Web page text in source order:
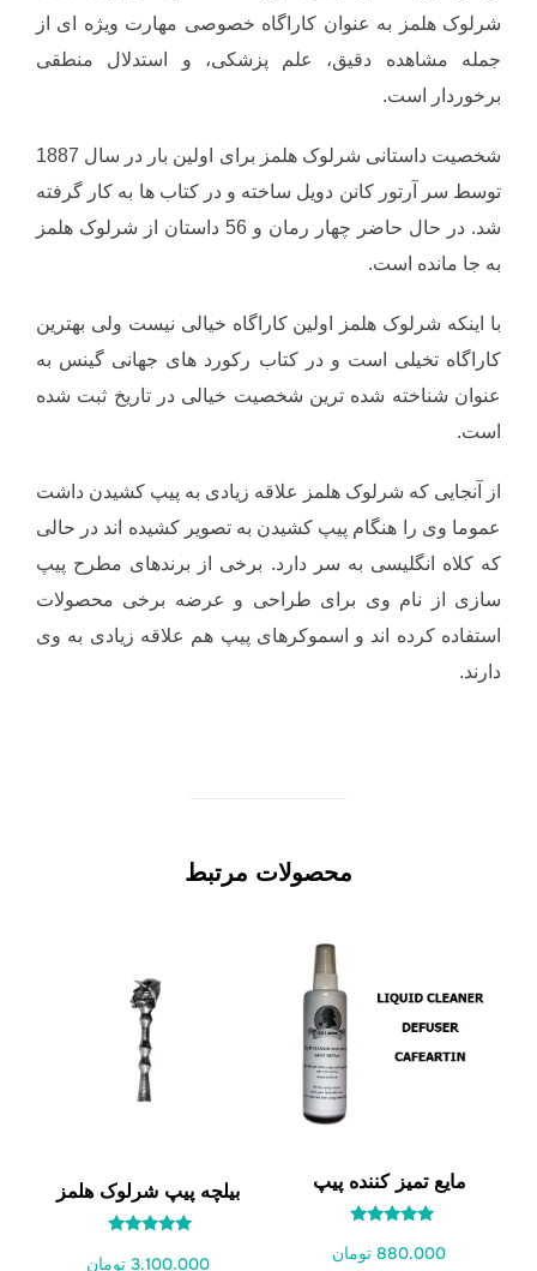
شرلوک هلمز به عنوان کاراگاه خصوصی مهارت ویژه ای از
جمله مشاهده دقیق، علم پزشکی، و استدلال منطقی
برخوردار است.
شخصیت داستانی شرلوک هلمز برای اولین بار در سال 1887
توسط سر آرتور کانن دویل ساخته و در کتاب ها به کار گرفته
شد. در حال حاضر چهار رمان و 56 داستان از شرلوک هلمز
به جا مانده است.
با اینکه شرلوک هلمز اولین کاراگاه خیالی نیست ولی بهترین
کاراگاه تخیلی است و در کتاب رکورد های جهانی گینس به
عنوان شناخته شده ترین شخصیت خیالی در تاریخ ثبت شده
است.
از آنجایی که شرلوک هلمز علاقه زیادی به پیپ کشیدن داشت
عموما وی را هنگام پیپ کشیدن به تصویر کشیده اند در حالی
که کلاه انگلیسی به سر دارد. برخی از برندهای مطرح پیپ
سازی از نام وی برای طراحی و عرضه برخی محصولات
استفاده کرده اند و اسموکرهای پیپ هم علاقه زیادی به وی
دارند.
محصولات مرتبط
مایع تمیز کننده پیپ
5.00
880.000 تومان
بیلچه پیپ شرلوک هلمز
5.00
3.100.000 تومان